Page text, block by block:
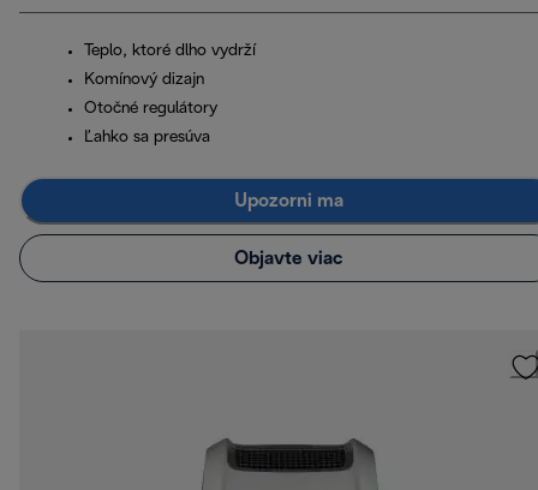
Teplo, ktoré dlho vydrží
Komínový dizajn
Otočné regulátory
Ľahko sa presúva
Upozorni ma
Objavte viac